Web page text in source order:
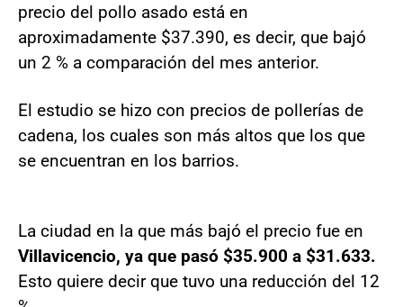
precio del pollo asado está en
aproximadamente $37.390, es decir, que bajó
un 2 % a comparación del mes anterior.
El estudio se hizo con precios de pollerías de
cadena, los cuales son más altos que los que
se encuentran en los barrios.
La ciudad en la que más bajó el precio fue en
Villavicencio, ya que pasó $35.900 a $31.633.
Esto quiere decir que tuvo una reducción del 12